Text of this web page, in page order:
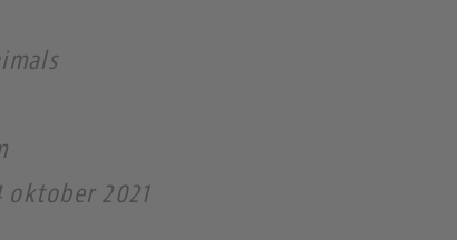
oktober 2021